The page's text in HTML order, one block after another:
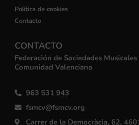
Política de cookies
Contacto
CONTACTO
Federación de Sociedades
Comunidad Valenciana
963 531 943
fsmcv@fsmcv.org
Carrer de la Democràcia, 62,